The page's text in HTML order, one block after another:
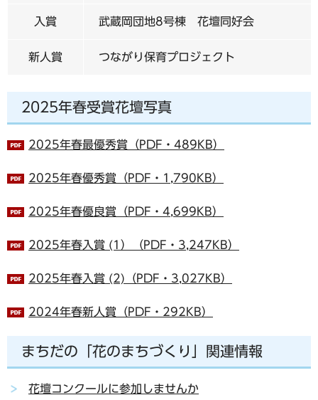
入賞 武蔵岡団地8号棟 花壇同好会
新人賞 つながり保育プロジェクト
2025年春受賞花壇写真
2025年春最優秀賞（PDF・489KB）
2025年春優秀賞（PDF・1,790KB）
2025年春優良賞（PDF・4,699KB）
2025年春入賞 (1）（PDF・3,247KB）
2025年春入賞 (2)（PDF・3,027KB）
2024年春新人賞（PDF・292KB）
まちだの「花のまちづくり」関連情報
花壇コンクールに参加しませんか